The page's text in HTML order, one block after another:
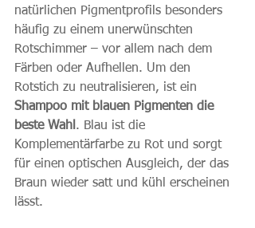
natürlichen Pigmentprofils besonders
häufig zu einem unerwünschten
Rotschimmer – vor allem nach dem
Färben oder Aufhellen. Um den
Rotstich zu neutralisieren, ist ein
Shampoo mit blauen Pigmenten die
beste Wahl . Blau ist die
Komplementärfarbe zu Rot und sorgt
für einen optischen Ausgleich, der das
Braun wieder satt und kühl erscheinen
lässt.